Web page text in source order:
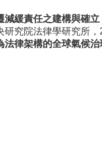
減緩責任之建構與確
究院法律學研究所，
法律架構的全球氣候治